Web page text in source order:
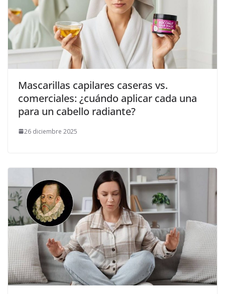
Mascarillas capilares caseras vs.
comerciales: ¿cuándo aplicar cada una
para un cabello radiante?
26 diciembre 2025